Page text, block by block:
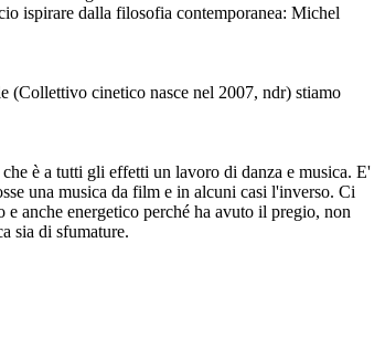
ispirare dalla filosofia contemporanea: Michel
(Collettivo cinetico nasce nel 2007, ndr) stiamo
è a tutti gli effetti un lavoro di danza e musica. E'
una musica da film e in alcuni casi l'inverso. Ci
anche energetico perché ha avuto il pregio, non
sia di sfumature.